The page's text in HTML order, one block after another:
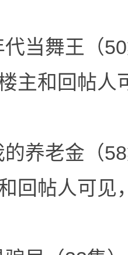
当舞王（
主和回帖人
养老金（
回帖人可见